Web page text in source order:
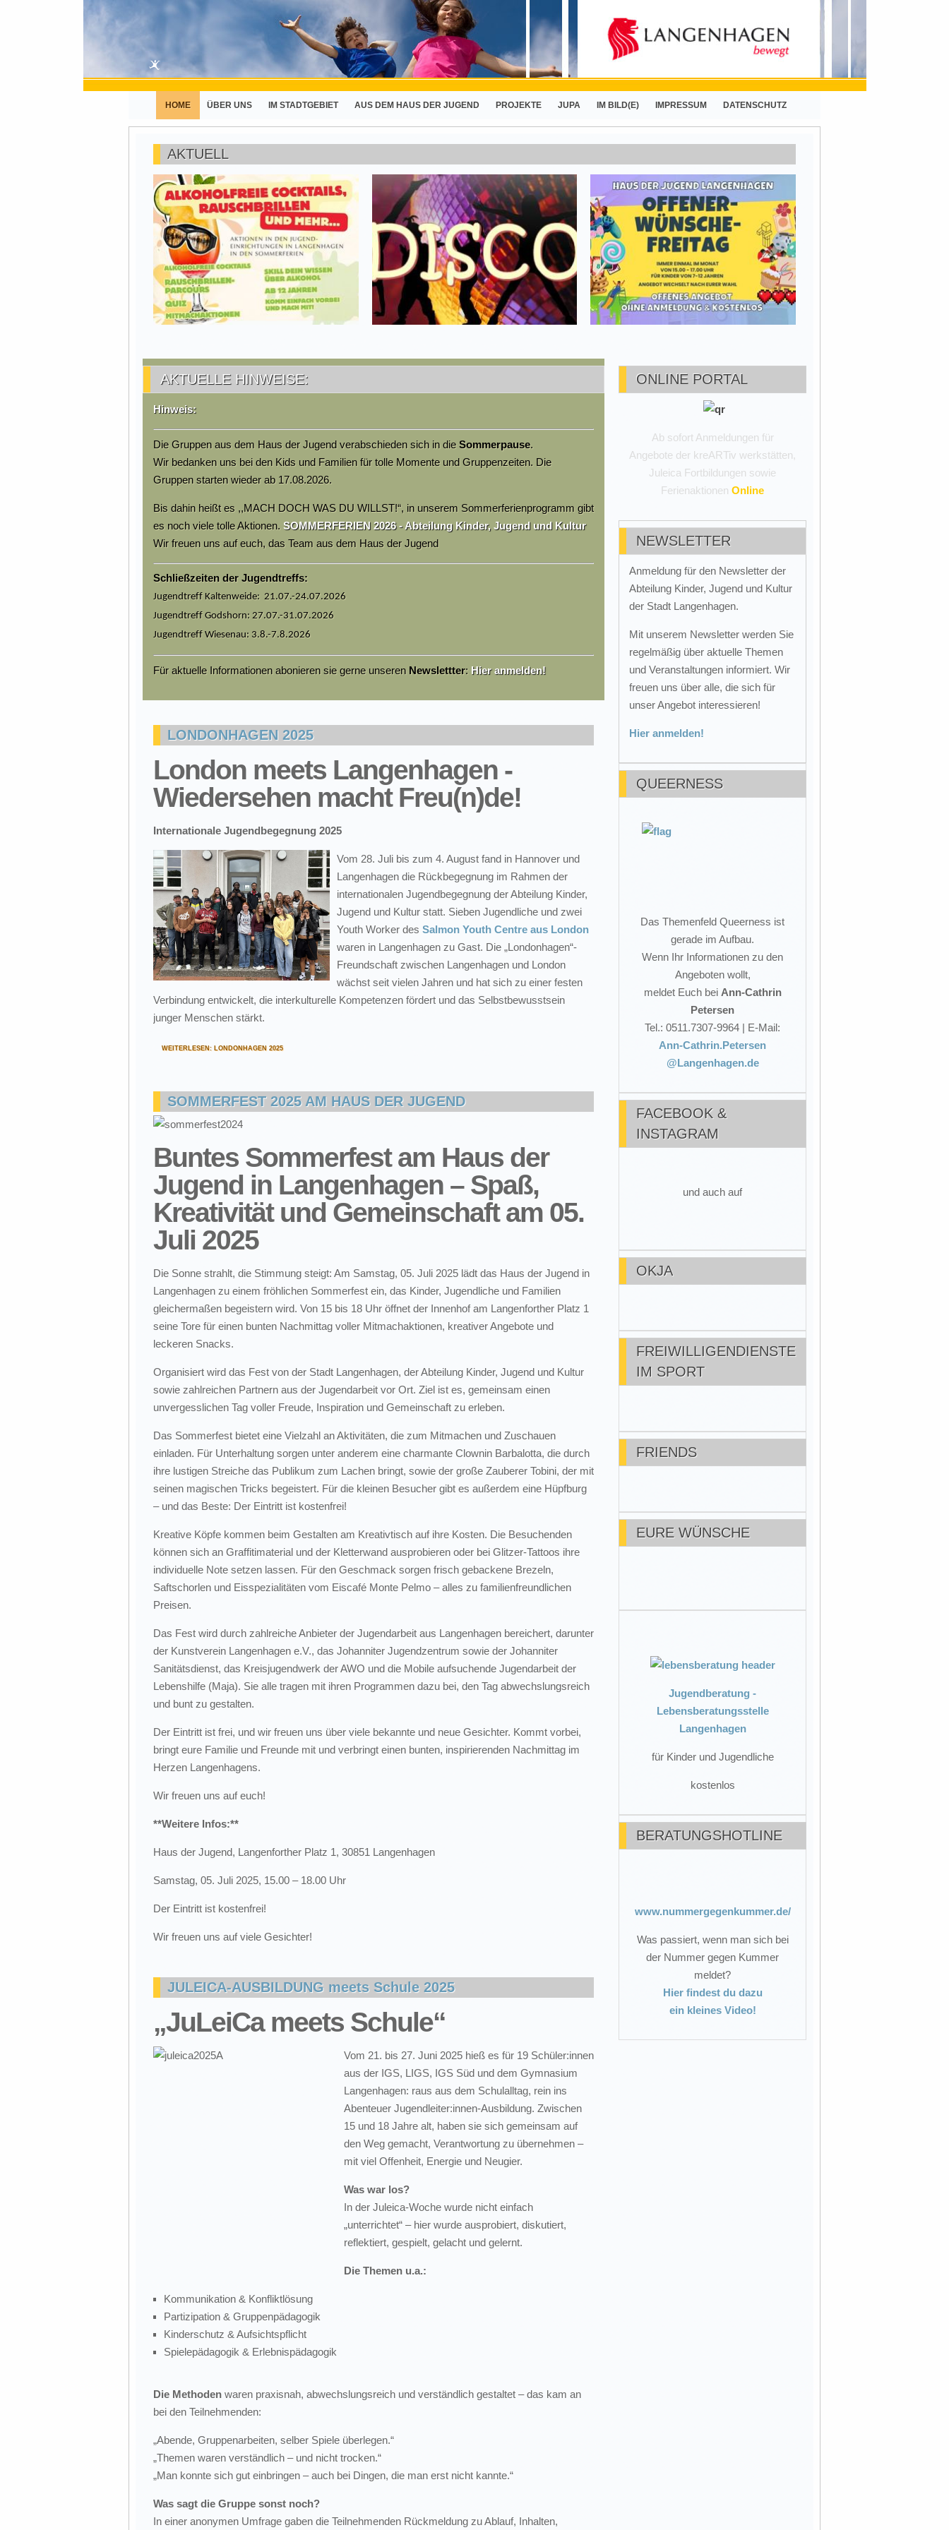
HOME ÜBER UNS IM STADTGEBIET AUS DEM HAUS DER JUGEND PROJEKTE JUPA IM BILD(E) IMPRESSUM DATENSCHUTZ
AKTUELL
AKTUELLE HINWEISE:
Hinweis:
Die Gruppen aus dem Haus der Jugend verabschieden sich in dieSommerpause.
Wir bedanken uns bei den Kids und Familien für tolle Momente und Gruppenzeiten. Die
Gruppen starten wieder ab 17.08.2026.
Bis dahin heißt es ,,MACH DOCH WAS DU WILLST!“, in unserem Sommerferienprogramm gibt
es noch viele tolle Aktionen. SOMMERFERIEN 2026 - Abteilung Kinder, Jugend und Kultur
Wir freuen uns auf euch, das Team aus dem Haus der Jugend
Schließzeiten der Jugendtreffs:
Jugendtreff Kaltenweide: 21.07.-24.07.2026
Jugendtreff Godshorn: 27.07.-31.07.2026
Jugendtreff Wiesenau: 3.8.-7.8.2026
Für aktuelle Informationen abonieren sie gerne unseren Newslettter: Hier anmelden!
LONDONHAGEN 2025
London meets Langenhagen -
Wiedersehen macht Freu(n)de!
Internationale Jugendbegegnung 2025
Vom 28. Juli bis zum 4. August fand in Hannover und
Langenhagen die Rückbegegnung im Rahmen der
internationalen Jugendbegegnung der Abteilung Kinder,
Jugend und Kultur statt. Sieben Jugendliche und zwei
Youth Worker des Salmon Youth Centre aus London
waren in Langenhagen zu Gast. Die „Londonhagen“-
Freundschaft zwischen Langenhagen und London
wächst seit vielen Jahren und hat sich zu einer festen
Verbindung entwickelt, die interkulturelle Kompetenzen fördert und das Selbstbewusstsein
junger Menschen stärkt.
WEITERLESEN: LONDONHAGEN 2025
SOMMERFEST 2025 AM HAUS DER JUGEND
Buntes Sommerfest am Haus der
Jugend in Langenhagen – Spaß,
Kreativität und Gemeinschaft am 05.
Juli 2025
Die Sonne strahlt, die Stimmung steigt: Am Samstag, 05. Juli 2025 lädt das Haus der Jugend in
Langenhagen zu einem fröhlichen Sommerfest ein, das Kinder, Jugendliche und Familien
gleichermaßen begeistern wird. Von 15 bis 18 Uhr öffnet der Innenhof am Langenforther Platz 1
seine Tore für einen bunten Nachmittag voller Mitmachaktionen, kreativer Angebote und
leckeren Snacks.
Organisiert wird das Fest von der Stadt Langenhagen, der Abteilung Kinder, Jugend und Kultur
sowie zahlreichen Partnern aus der Jugendarbeit vor Ort. Ziel ist es, gemeinsam einen
unvergesslichen Tag voller Freude, Inspiration und Gemeinschaft zu erleben.
Das Sommerfest bietet eine Vielzahl an Aktivitäten, die zum Mitmachen und Zuschauen
einladen. Für Unterhaltung sorgen unter anderem eine charmante Clownin Barbalotta, die durch
ihre lustigen Streiche das Publikum zum Lachen bringt, sowie der große Zauberer Tobini, der mit
seinen magischen Tricks begeistert. Für die kleinen Besucher gibt es außerdem eine Hüpfburg
– und das Beste: Der Eintritt ist kostenfrei!
Kreative Köpfe kommen beim Gestalten am Kreativtisch auf ihre Kosten. Die Besuchenden
können sich an Graffitimaterial und der Kletterwand ausprobieren oder bei Glitzer-Tattoos ihre
individuelle Note setzen lassen. Für den Geschmack sorgen frisch gebackene Brezeln,
Saftschorlen und Eisspezialitäten vom Eiscafé Monte Pelmo – alles zu familienfreundlichen
Preisen.
Das Fest wird durch zahlreiche Anbieter der Jugendarbeit aus Langenhagen bereichert, darunter
der Kunstverein Langenhagen e.V., das Johanniter Jugendzentrum sowie der Johanniter
Sanitätsdienst, das Kreisjugendwerk der AWO und die Mobile aufsuchende Jugendarbeit der
Lebenshilfe (Maja). Sie alle tragen mit ihren Programmen dazu bei, den Tag abwechslungsreich
und bunt zu gestalten.
Der Eintritt ist frei, und wir freuen uns über viele bekannte und neue Gesichter. Kommt vorbei,
bringt eure Familie und Freunde mit und verbringt einen bunten, inspirierenden Nachmittag im
Herzen Langenhagens.
Wir freuen uns auf euch!
**Weitere Infos:**
Haus der Jugend, Langenforther Platz 1, 30851 Langenhagen
Samstag, 05. Juli 2025, 15.00 – 18.00 Uhr
Der Eintritt ist kostenfrei!
Wir freuen uns auf viele Gesichter!
JULEICA-AUSBILDUNG meets Schule 2025
„JuLeiCa meets Schule“
Vom 21. bis 27. Juni 2025 hieß es für 19 Schüler:innen
aus der IGS, LIGS, IGS Süd und dem Gymnasium
Langenhagen: raus aus dem Schulalltag, rein ins
Abenteuer Jugendleiter:innen-Ausbildung. Zwischen
15 und 18 Jahre alt, haben sie sich gemeinsam auf
den Weg gemacht, Verantwortung zu übernehmen –
mit viel Offenheit, Energie und Neugier.
Was war los?
In der Juleica-Woche wurde nicht einfach
„unterrichtet“ – hier wurde ausprobiert, diskutiert,
reflektiert, gespielt, gelacht und gelernt.
Die Themen u.a.:
Kommunikation & Konfliktlösung
Partizipation & Gruppenpädagogik
Kinderschutz & Aufsichtspflicht
Spielepädagogik & Erlebnispädagogik
Die Methoden waren praxisnah, abwechslungsreich und verständlich gestaltet – das kam an
bei den Teilnehmenden:
„Abende, Gruppenarbeiten, selber Spiele überlegen.“
„Themen waren verständlich – und nicht trocken.“
„Man konnte sich gut einbringen – auch bei Dingen, die man erst nicht kannte.“
Was sagt die Gruppe sonst noch?
In einer anonymen Umfrage gaben die Teilnehmenden Rückmeldung zu Ablauf, Inhalten,
ONLINE PORTAL
Ab sofort Anmeldungen für
Angebote der kreARTiv werkstätten,
Juleica Fortbildungen sowie
Ferienaktionen Online
NEWSLETTER
Anmeldung für den Newsletter der
Abteilung Kinder, Jugend und Kultur
der Stadt Langenhagen.
Mit unserem Newsletter werden Sie
regelmäßig über aktuelle Themen
und Veranstaltungen informiert. Wir
freuen uns über alle, die sich für
unser Angebot interessieren!
Hier anmelden!
QUEERNESS
Das Themenfeld Queerness ist
gerade im Aufbau.
Wenn Ihr Informationen zu den
Angeboten wollt,
meldet Euch bei Ann-Cathrin
Petersen
Tel.: 0511.7307-9964 | E-Mail:
Ann-Cathrin.Petersen
@Langenhagen.de
FACEBOOK &
INSTAGRAM
und auch auf
OKJA
FREIWILLIGENDIENSTE
IM SPORT
FRIENDS
EURE WÜNSCHE
Jugendberatung -
Lebensberatungsstelle
Langenhagen
für Kinder und Jugendliche
kostenlos
BERATUNGSHOTLINE
www.nummergegenkummer.de/
Was passiert, wenn man sich bei
der Nummer gegen Kummer
meldet?
Hier findest du dazu
ein kleines Video!